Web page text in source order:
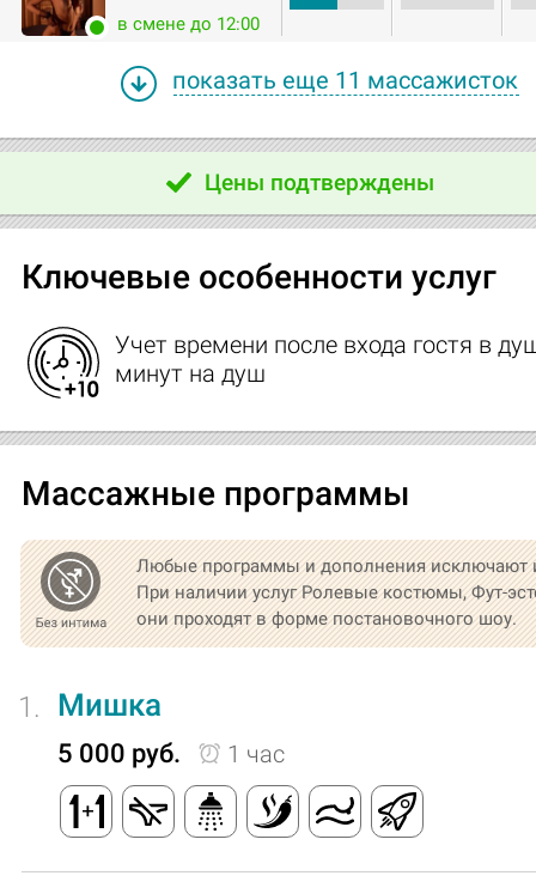
в смене до 12:00
показать еще 11 массажисток
Цены подтверждены
Ключевые особенности услуг
Учет времени после входа гостя в
минут на душ
Массажные программы
Любые программы и дополнения исключают
При наличии услуг Ролевые костюмы, Фут-
они проходят в форме постановочного шоу.
1. Мишка
5 000 руб. 1 час